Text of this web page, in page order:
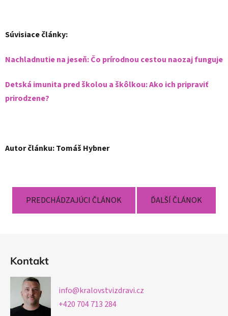
Súvisiace články:
Nachladnutie na jeseň: Čo prírodnou cestou naozaj funguje
Detská imunita pred školou a škôlkou: Ako ich pripraviť
prirodzene?
Autor článku: Tomáš Hybner
PREDCHÁDZAJÚCI ČLÁNOK ĎALŠÍ ČLÁNOK
Kontakt
info@kralovstvizdravi.cz
+420 704 713 284